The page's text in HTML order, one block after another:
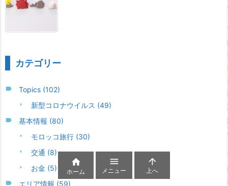
カテゴリー
Topics (102)
新型コロナウイルス (49)
基本情報 (80)
モロッコ旅行 (30)
交通 (8)
お金 (5)
エリア情報 (59)

ホーム

メニュー

上へ